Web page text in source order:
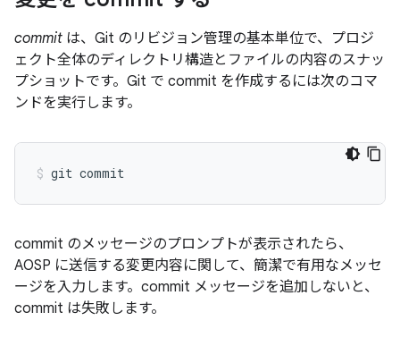
commit は、Git のリビジョン管理の基本単位で、プロジ
ェクト全体のディレクトリ構造とファイルの内容のスナッ
プショットです。Git で commit を作成するには次のコマ
ンドを実行します。
commit のメッセージのプロンプトが表示されたら、
AOSP に送信する変更内容に関して、簡潔で有用なメッセ
ージを入力します。commit メッセージを追加しないと、
commit は失敗します。